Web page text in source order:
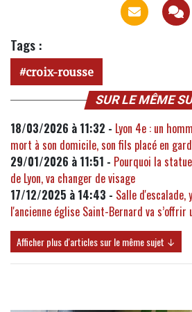
Tags :
croix-rousse
SUR LE MÊME
18/03/2026 à 11:32 - Lyon 4e : un
mort à son domicile, son fils placé en
29/01/2026 à 11:51 - Pourquoi la
de Lyon, va changer de visage
17/12/2025 à 14:43 - Salle d'escalade,
l'ancienne église Saint-Bernard va s’offrir
Afficher plus d'articles sur le même sujet ↓